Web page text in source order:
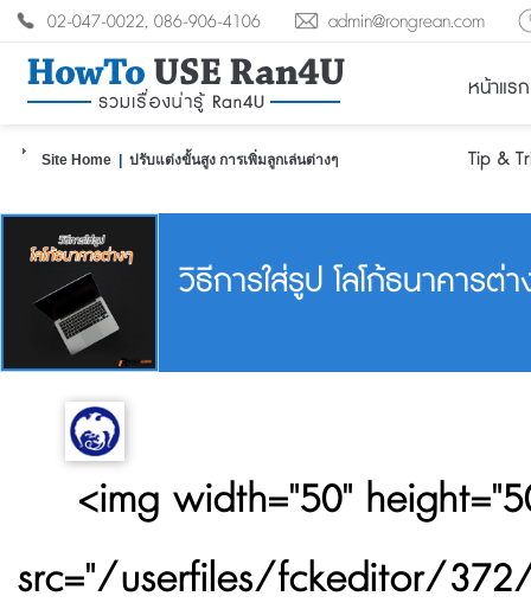
02-047-0022, 086-906-4106 admin@rongrean.com
หน้าแรก
Tip &
Site Home ปรับแต่งขั้นสูง การเพิ่มลูกเล่นต่างๆ
วิธีการใส่รูป โลโก้ธนาคารต่
<img width="50"
src="/userfiles/fckeditor/